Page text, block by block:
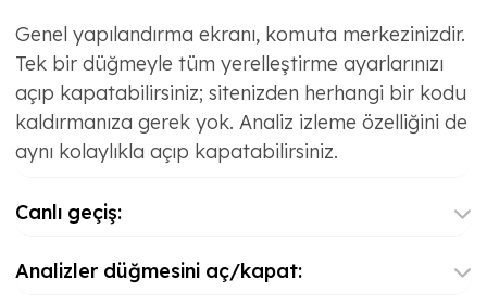
Genel yapılandırma ekranı, komuta merkezinizdir.
Tek bir düğmeyle tüm yerelleştirme ayarlarınızı
açıp kapatabilirsiniz; sitenizden herhangi bir kodu
kaldırmanıza gerek yok. Analiz izleme özelliğini de
aynı kolaylıkla açıp kapatabilirsiniz.
Canlı geçiş:
Analizler düğmesini aç/kapat: